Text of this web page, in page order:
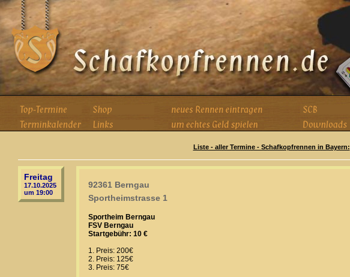
Liste - aller Termine - Schafkopfrennen in Bayern:
Freitag
17.10.2025
um 19:00
92361 Berngau
Sportheimstrasse 1
Sportheim Berngau
FSV Berngau
Startgebühr: 10 €
1. Preis: 200€
2. Preis: 125€
3. Preis: 75€